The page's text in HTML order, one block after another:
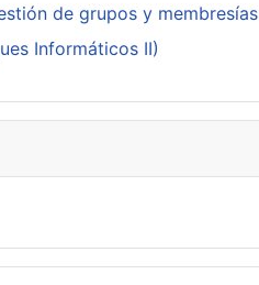
de grupos y membresías
Informáticos II)